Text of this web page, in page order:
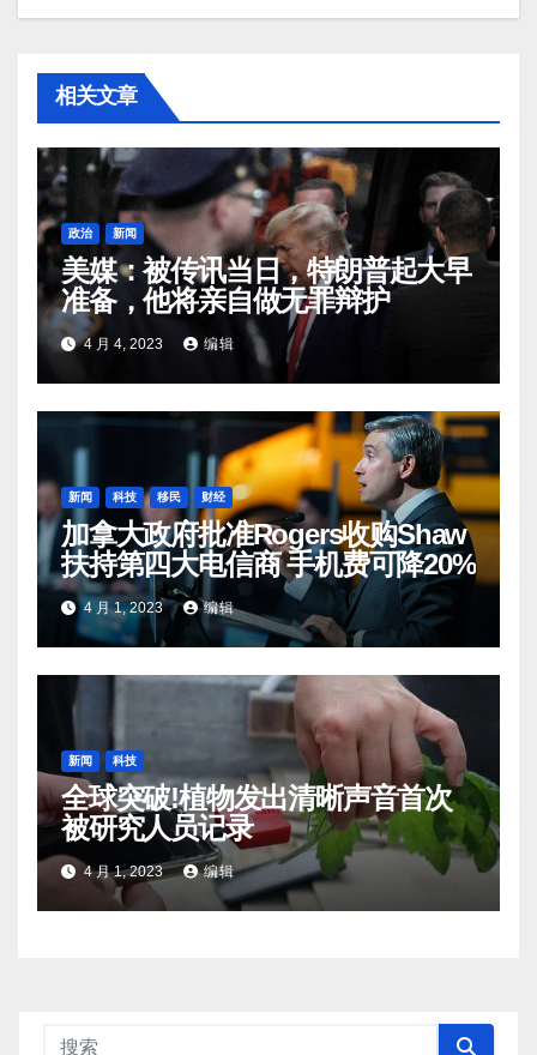
相关文章
政治 新闻
美媒：被传讯当日，特朗普起大早
准备，他将亲自做无罪辩护
4 月 4, 2023 编辑
新闻 科技 移民 财经
加拿大政府批准Rogers收购Shaw
扶持第四大电信商 手机费可降20%
4 月 1, 2023 编辑
新闻 科技
全球突破!植物发出清晰声音首次
被研究人员记录
4 月 1, 2023 编辑